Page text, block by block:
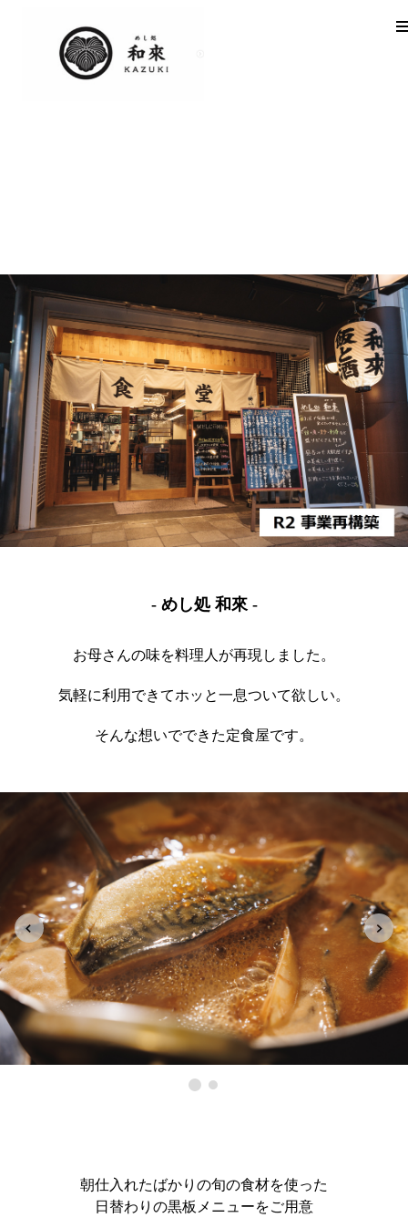
- めし処 和來 -
お母さんの味を料理人が再現しました。
気軽に利用できてホッと一息ついて欲しい。
そんな想いでできた定食屋です。
朝仕入れたばかりの旬の食材を使った
日替わりの黒板メニューをご用意